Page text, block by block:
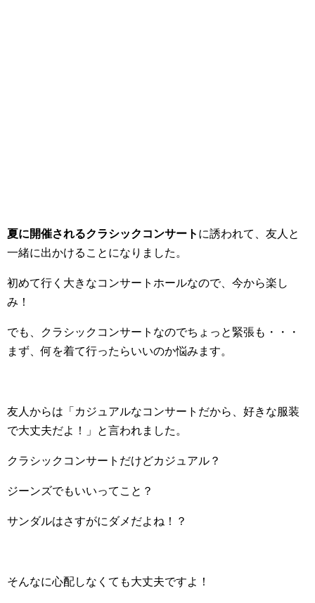
夏に開催されるクラシックコンサート に誘われて、友人と
一緒に出かけることになりました。
初めて行く大きなコンサートホールなので、今から楽し
み！
でも、クラシックコンサートなのでちょっと緊張も・・・
まず、何を着て行ったらいいのか悩みます。
友人からは「カジュアルなコンサートだから、好きな服装
で大丈夫だよ！」と言われました。
クラシックコンサートだけどカジュアル？
ジーンズでもいいってこと？
サンダルはさすがにダメだよね！？
そんなに心配しなくても大丈夫ですよ！